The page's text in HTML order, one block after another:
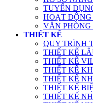
TUYỂN
HOẠT ĐỘNG
VĂN
THIẾT KẾ
QUY TRÌNH
THIẾT KẾ
THIẾT KẾ
THIẾT KẾ
THIẾT KẾ
THIẾT KẾ
THIẾT KẾ